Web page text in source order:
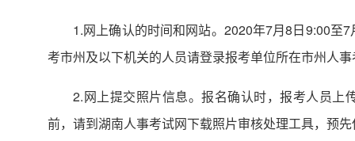
1.网上确认的时间和网站。2020年7月8日9:00至
考市州及以下机关的人员请登录报考单位所在市州人
2.网上提交照片信息。报名确认时，报考人员上
前，请到湖南人事考试网下载照片审核处理工具，预